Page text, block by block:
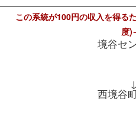
この系統が100円の収入を得る
度
境谷セ
↓
西境谷